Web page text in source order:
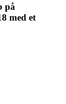
på
med et